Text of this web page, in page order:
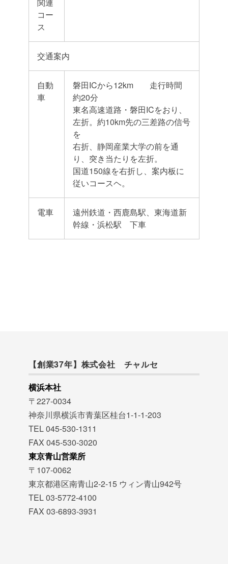
コー
ス
交通案内
自動
車
磐田ICから12km 走行時間
約20分
東名高速道路・磐田ICをおり、
左折。約10km先の三差路の信号
を
右折、静岡産業大学の前を通
り、突き当たりを左折。
国道150線を右折し、案内板に
従いコースヘ。
電車
遠州鉄道・西鹿島駅、東海道新
幹線・浜松駅 下車
【創業37年】株式会社 チャルセ
横浜本社
〒227-0034
神奈川県横浜市青葉区桂台1-1-1-203
TEL 045-530-1311
FAX 045-530-3020
東京青山営業所
〒107-0062
東京都港区南青山2-2-15 ウィン青山942号
TEL 03-5772-4100
FAX 03-6893-3931